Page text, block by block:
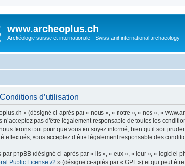
www.archeoplus.ch
Archéologie suisse et internationale - Swiss and international archaeology
d’utilisation
» (désigné ci-après par « nous », « notre », « nos », «
n’acceptez pas d’être légalement responsable de toutes les
ferons tout pour que vous en soyez informé, bien qu’il soit
effectués, vous acceptez d’être légalement responsable des
par phpBB (désigné ci-après par « ils », « eux », « leur », « logiciel
Public License v2 » (désigné ci-après par « GPL ») et qui peut